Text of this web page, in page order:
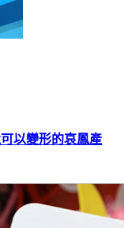
以變形的哀鳳產